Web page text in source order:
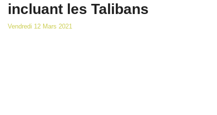
incluant les Talibans
Vendredi 12 Mars 2021